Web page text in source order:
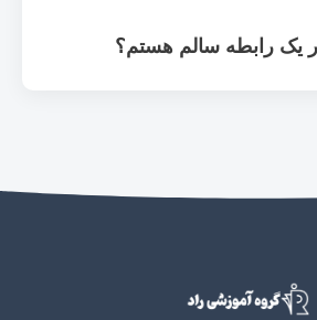
یک رابطه سالم هستم؟